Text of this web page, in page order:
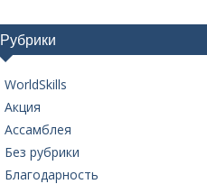
Рубрики
WorldSkills
Акция
Ассамблея
Без рубрики
Благодарность